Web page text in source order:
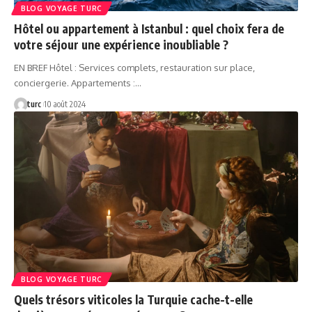
BLOG VOYAGE TURC
Hôtel ou appartement à Istanbul : quel choix fera de
votre séjour une expérience inoubliable ?
EN BREF Hôtel : Services complets, restauration sur place,
conciergerie. Appartements :…
turc 10 août 2024
BLOG VOYAGE TURC
Quels trésors viticoles la Turquie cache-t-elle